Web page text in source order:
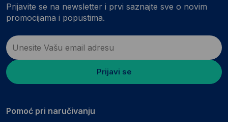
Prijavite se na newsletter i prvi saznajte sve o novim
promocijama i popustima.
Prijavi se
Pomoć pri naručivanju